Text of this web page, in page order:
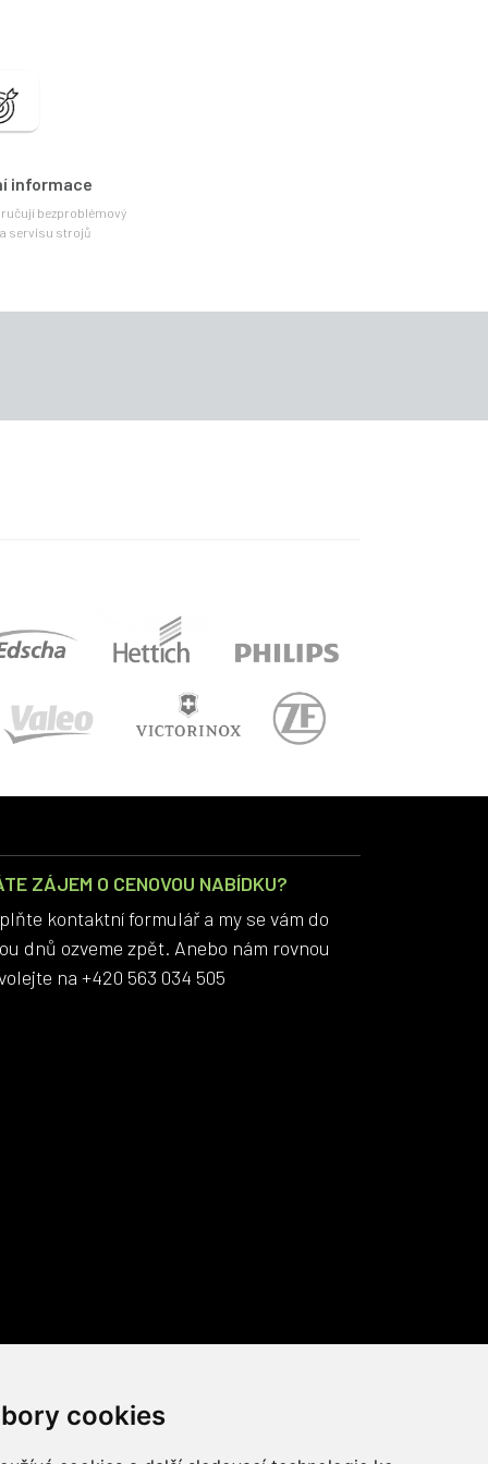
cookies
informace
bezproblémový
servisu strojů
ZÁJEM O CENOVOU NABÍDKU?
kontaktní formulář a my se vám do
dnů ozveme zpět. Anebo nám rovnou
na +420 563 034 505